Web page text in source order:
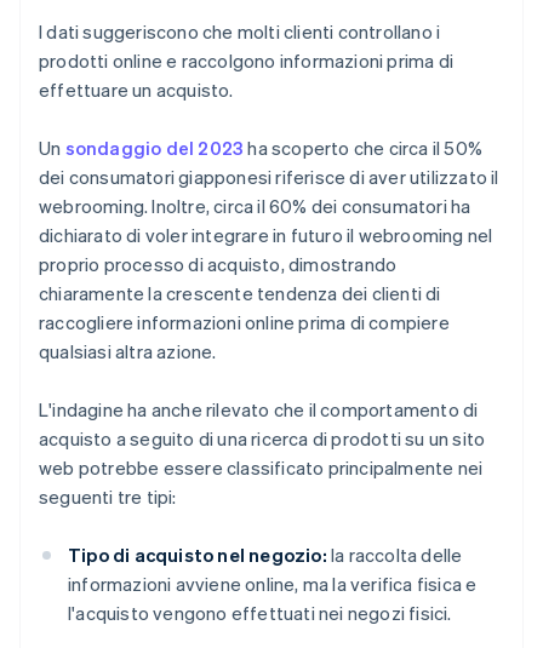
I dati suggeriscono che molti clienti controllano i
prodotti online e raccolgono informazioni prima di
effettuare un acquisto.
Un sondaggio del 2023 ha scoperto che circa il 50%
dei consumatori giapponesi riferisce di aver utilizzato il
webrooming. Inoltre, circa il 60% dei consumatori ha
dichiarato di voler integrare in futuro il webrooming nel
proprio processo di acquisto, dimostrando
chiaramente la crescente tendenza dei clienti di
raccogliere informazioni online prima di compiere
qualsiasi altra azione.
L'indagine ha anche rilevato che il comportamento di
acquisto a seguito di una ricerca di prodotti su un sito
web potrebbe essere classificato principalmente nei
seguenti tre tipi:
Tipo di acquisto nel negozio: la raccolta delle
informazioni avviene online, ma la verifica fisica e
l'acquisto vengono effettuati nei negozi fisici.